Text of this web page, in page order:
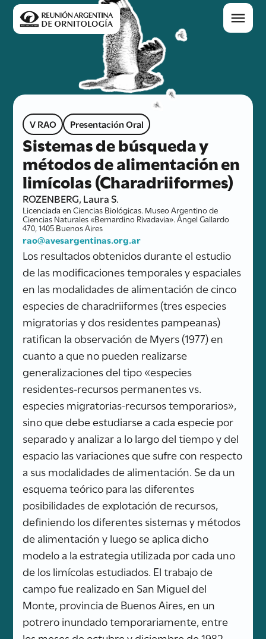
V RAO Presentación Oral
Sistemas de búsqueda y
métodos de alimentación en
limícolas (Charadriiformes)
ROZENBERG, Laura S.
Licenciada en Ciencias Biológicas. Museo Argentino de
Ciencias Naturales «Bernardino Rivadavia». Ángel Gallardo
470, 1405 Buenos Aires
rao@avesargentinas.org.ar
Los resultados obtenidos durante el estudio
de las modificaciones temporales y espaciales
en las modalidades de alimentación de cinco
especies de charadriiformes (tres especies
migratorias y dos residentes pampeanas)
ratifican la observación de Myers (1977) en
cuanto a que no pueden realizarse
generalizaciones del tipo «especies
residentes-recursos permanentes vs.
especies migratorias-recursos temporarios»,
sino que debe estudiarse a cada especie por
separado y analizar a lo largo del tiempo y del
espacio las variaciones que sufre con respecto
a sus modalidades de alimentación. Se da un
esquema teórico para las diferentes
posibilidades de explotación de recursos,
definiendo los diferentes sistemas y métodos
de alimentación y luego se aplica dicho
modelo a la estrategia utilizada por cada uno
de los limícolas estudiados. El trabajo de
campo fue realizado en San Miguel del
Monte, provincia de Buenos Aires, en un
potrero inundado temporariamente, entre